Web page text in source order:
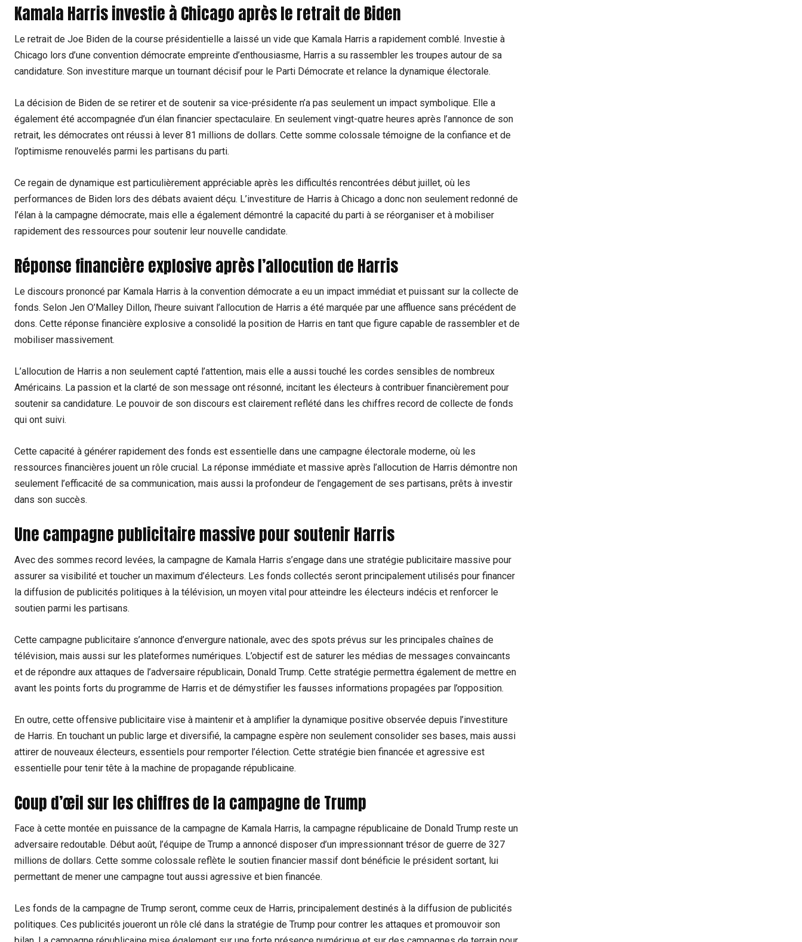
Kamala Harris investie à Chicago après le retrait de Biden
Le retrait de Joe Biden de la course présidentielle a laissé un vide que Kamala Harris a rapidement comblé. Investie à
Chicago lors d’une convention démocrate empreinte d’enthousiasme, Harris a su rassembler les troupes autour de sa
candidature. Son investiture marque un tournant décisif pour le Parti Démocrate et relance la dynamique électorale.
La décision de Biden de se retirer et de soutenir sa vice-présidente n’a pas seulement un impact symbolique. Elle a
également été accompagnée d’un élan financier spectaculaire. En seulement vingt-quatre heures après l’annonce de son
retrait, les démocrates ont réussi à lever 81 millions de dollars. Cette somme colossale témoigne de la confiance et de
l’optimisme renouvelés parmi les partisans du parti.
Ce regain de dynamique est particulièrement appréciable après les difficultés rencontrées début juillet, où les
performances de Biden lors des débats avaient déçu. L’investiture de Harris à Chicago a donc non seulement redonné de
l’élan à la campagne démocrate, mais elle a également démontré la capacité du parti à se réorganiser et à mobiliser
rapidement des ressources pour soutenir leur nouvelle candidate.
Réponse financière explosive après l’allocution de Harris
Le discours prononcé par Kamala Harris à la convention démocrate a eu un impact immédiat et puissant sur la collecte de
fonds. Selon Jen O’Malley Dillon, l’heure suivant l’allocution de Harris a été marquée par une affluence sans précédent de
dons. Cette réponse financière explosive a consolidé la position de Harris en tant que figure capable de rassembler et de
mobiliser massivement.
L’allocution de Harris a non seulement capté l’attention, mais elle a aussi touché les cordes sensibles de nombreux
Américains. La passion et la clarté de son message ont résonné, incitant les électeurs à contribuer financièrement pour
soutenir sa candidature. Le pouvoir de son discours est clairement reflété dans les chiffres record de collecte de fonds
qui ont suivi.
Cette capacité à générer rapidement des fonds est essentielle dans une campagne électorale moderne, où les
ressources financières jouent un rôle crucial. La réponse immédiate et massive après l’allocution de Harris démontre non
seulement l’efficacité de sa communication, mais aussi la profondeur de l’engagement de ses partisans, prêts à investir
dans son succès.
Une campagne publicitaire massive pour soutenir Harris
Avec des sommes record levées, la campagne de Kamala Harris s’engage dans une stratégie publicitaire massive pour
assurer sa visibilité et toucher un maximum d’électeurs. Les fonds collectés seront principalement utilisés pour financer
la diffusion de publicités politiques à la télévision, un moyen vital pour atteindre les électeurs indécis et renforcer le
soutien parmi les partisans.
Cette campagne publicitaire s’annonce d’envergure nationale, avec des spots prévus sur les principales chaînes de
télévision, mais aussi sur les plateformes numériques. L’objectif est de saturer les médias de messages convaincants
et de répondre aux attaques de l’adversaire républicain, Donald Trump. Cette stratégie permettra également de mettre en
avant les points forts du programme de Harris et de démystifier les fausses informations propagées par l’opposition.
En outre, cette offensive publicitaire vise à maintenir et à amplifier la dynamique positive observée depuis l’investiture
de Harris. En touchant un public large et diversifié, la campagne espère non seulement consolider ses bases, mais aussi
attirer de nouveaux électeurs, essentiels pour remporter l’élection. Cette stratégie bien financée et agressive est
essentielle pour tenir tête à la machine de propagande républicaine.
Coup d’œil sur les chiffres de la campagne de Trump
Face à cette montée en puissance de la campagne de Kamala Harris, la campagne républicaine de Donald Trump reste un
adversaire redoutable. Début août, l’équipe de Trump a annoncé disposer d’un impressionnant trésor de guerre de 327
millions de dollars. Cette somme colossale reflète le soutien financier massif dont bénéficie le président sortant, lui
permettant de mener une campagne tout aussi agressive et bien financée.
Les fonds de la campagne de Trump seront, comme ceux de Harris, principalement destinés à la diffusion de publicités
politiques. Ces publicités joueront un rôle clé dans la stratégie de Trump pour contrer les attaques et promouvoir son